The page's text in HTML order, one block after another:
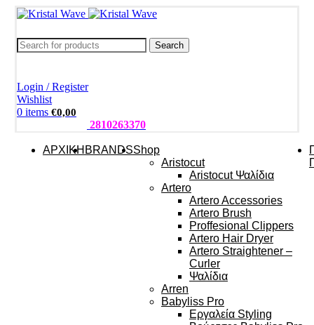
Search
Login / Register
Wishlist
0 items €0,00
2810263370
ΑΡΧΙΚΗ BRANDSShop
Aristocut
Aristocut Ψαλίδια
Artero
Artero Accessories
Artero Brush
Proffesional Clippers
Artero Hair Dryer
Artero Straightener –
Curler
Ψαλίδια
Arren
Babyliss Pro
Εργαλεία Styling